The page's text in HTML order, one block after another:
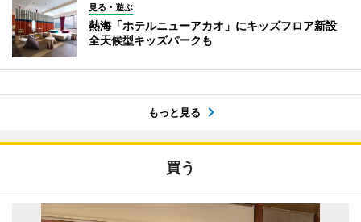
見る・遊ぶ
熱海「ホテルニューアカオ」にキッズフロア新設
全天候型キッズパークも
もっと見る
買う